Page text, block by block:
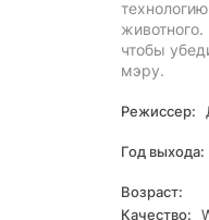
чтобы
мэру.
Режиссер:
Год выхода:
Возраст:
Качество: